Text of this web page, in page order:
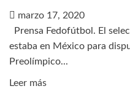
marzo 17, 2020
Prensa Fedofútbol. El
estaba en México para
Preolímpico...
Leer másLeer